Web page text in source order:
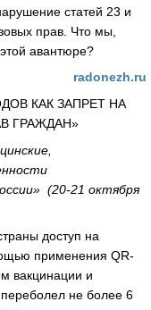
статей 23 и
прав. Что мы,
авантюре?
radonezh.ru
КАК ЗАПРЕТ НА
ГРАЖДАН»
(20-21 октября
доступ на
применения QR-
вакцинации и
не более 6